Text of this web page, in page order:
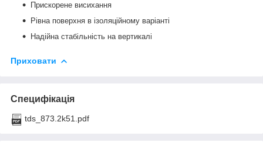
Прискорене висихання
Рівна поверхня в ізоляційному варіанті
Надійна стабільність на вертикалі
Приховати
Специфікація
tds_873.2k51.pdf